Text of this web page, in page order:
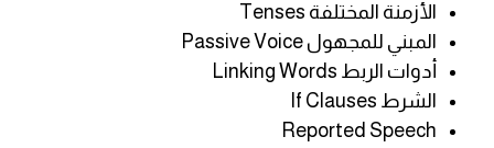
الأزمنة المختلفة Tenses
المبني للمجهول Passive Voice
أدوات الربط Linking Words
الشرط If Clauses
Reported Speech